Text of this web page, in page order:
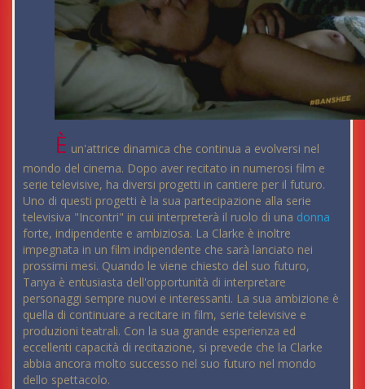
È un'attrice dinamica che continua a evolversi nel
mondo del cinema. Dopo aver recitato in numerosi film e
serie televisive, ha diversi progetti in cantiere per il futuro.
Uno di questi progetti è la sua partecipazione alla serie
televisiva "Incontri" in cui interpreterà il ruolo di una donna
forte, indipendente e ambiziosa. La Clarke è inoltre
impegnata in un film indipendente che sarà lanciato nei
prossimi mesi. Quando le viene chiesto del suo futuro,
Tanya è entusiasta dell'opportunità di interpretare
personaggi sempre nuovi e interessanti. La sua ambizione è
quella di continuare a recitare in film, serie televisive e
produzioni teatrali. Con la sua grande esperienza ed
eccellenti capacità di recitazione, si prevede che la Clarke
abbia ancora molto successo nel suo futuro nel mondo
dello spettacolo.